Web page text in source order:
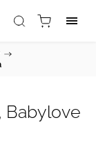
/
Babylove